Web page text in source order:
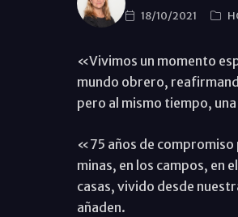
18/10/2021
«Vivimos un momento
mundo obrero,
pero al mismo tiempo,
«75 años de compromiso
minas, en los campos, en
casas, vivido desde
añaden.